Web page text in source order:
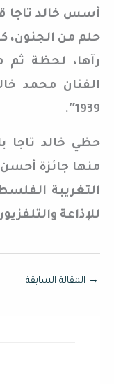
أسس خالد تاجا
حلم من الجنون،
رآها، لحظة
الفنان محمد
1939″.
حظي خالد تاجا
منها جائزة
التغريبة
للإذاعة والتلفزيون
→ المقالة السابقة